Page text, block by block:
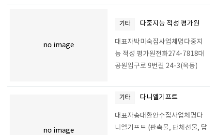
no image
기타 다중지능 적성 평가원
대표자박미숙집사업체명다중지
능 적성 평가원전화274-7818대
공원입구로 9번길 24-3(옥동)
no image
기타 다니엘기프트
대표자송대환안수집사업체명다
니엘기프트 (판촉물, 단체선물, 답